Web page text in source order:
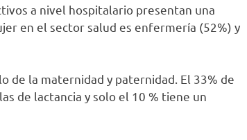
a nivel hospitalario presentan una
en el sector salud es enfermería (52%) y
de la maternidad y paternidad. El 33% de
de lactancia y solo el 10 % tiene un